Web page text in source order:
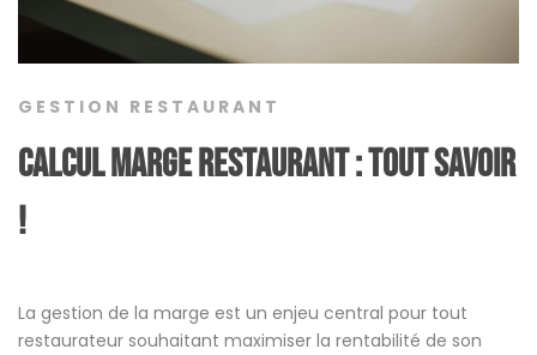
GESTION RESTAURANT
Calcul marge restaurant : tout savoir
!
La gestion de la marge est un enjeu central pour tout
restaurateur souhaitant maximiser la rentabilité de son